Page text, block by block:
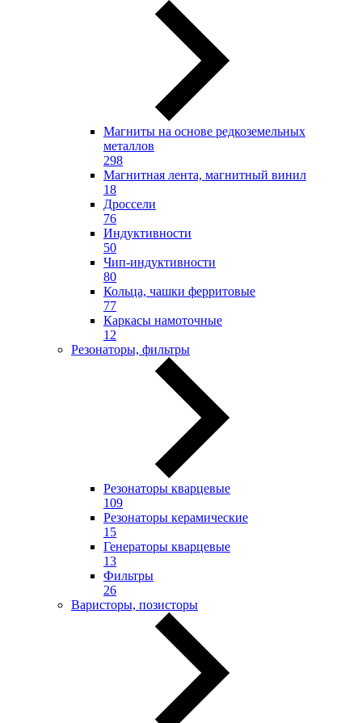
Магниты на основе редкоземельных
металлов
298
Магнитная лента, магнитный винил
18
Дроссели
76
Индуктивности
50
Чип-индуктивности
80
Кольца, чашки ферритовые
77
Каркасы намоточные
12
Резонаторы, фильтры
Резонаторы кварцевые
109
Резонаторы керамические
15
Генераторы кварцевые
13
Фильтры
26
Варисторы, позисторы